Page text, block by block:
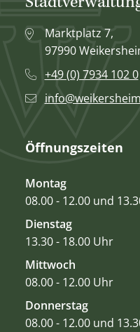
Marktplatz 7,
97990
+49 (0) 7934 102 0
Öffnungszeiten
Montag
08.00 - 12.00 und
Dienstag
13.30 - 18.00 Uhr
Mittwoch
08.00 - 12.00 Uhr
Donnerstag
08.00 - 12.00 und